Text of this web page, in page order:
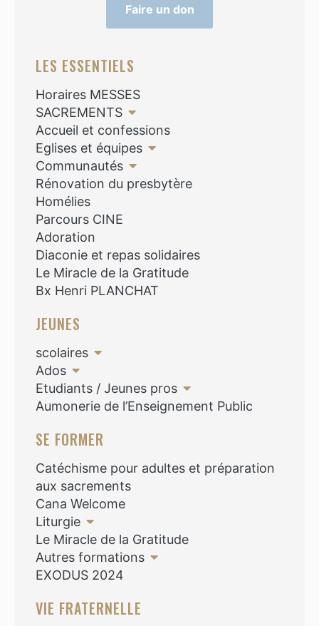
Faire un don
LES ESSENTIELS
Horaires MESSES
SACREMENTS
Accueil et confessions
Eglises et équipes
Communautés
Rénovation du presbytère
Homélies
Parcours CINE
Adoration
Diaconie et repas solidaires
Le Miracle de la Gratitude
Bx Henri PLANCHAT
JEUNES
scolaires
Ados
Etudiants / Jeunes pros
Aumonerie de l’Enseignement Public
SE FORMER
Catéchisme pour adultes et préparation
aux sacrements
Cana Welcome
Liturgie
Le Miracle de la Gratitude
Autres formations
EXODUS 2024
VIE FRATERNELLE